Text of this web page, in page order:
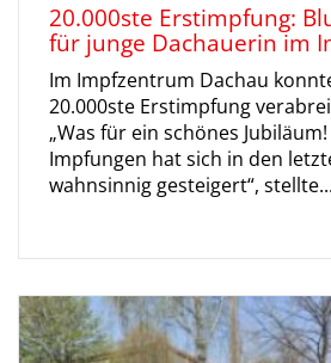
20.000ste Erstimpfung:
für junge Dachauerin im
Im Impfzentrum Dachau
20.000ste Erstimpfung
„Was für ein schönes
Impfungen hat sich in den
wahnsinnig gesteigert“, stellte...